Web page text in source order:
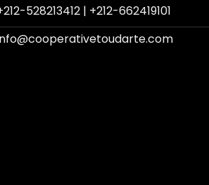
528213412 | +212-662419101